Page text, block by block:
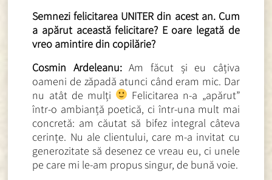
Semnezi felicitarea UNITER din acest an. Cum
a apărut această felicitare? E oare legată de
vreo amintire din copilărie?
Cosmin Ardeleanu:Am făcut și eu câțiva
oameni de zăpadă atunci când eram mic. Dar
nu atât de mulți
Felicitarea n-a „apărut”
într-o ambianță poetică, ci într-una mult mai
concretă: am căutat să bifez integral câteva
cerințe. Nu ale clientului, care m-a invitat cu
generozitate să desenez ce vreau eu, ci unele
pe care mi le-am propus singur, de bună voie.